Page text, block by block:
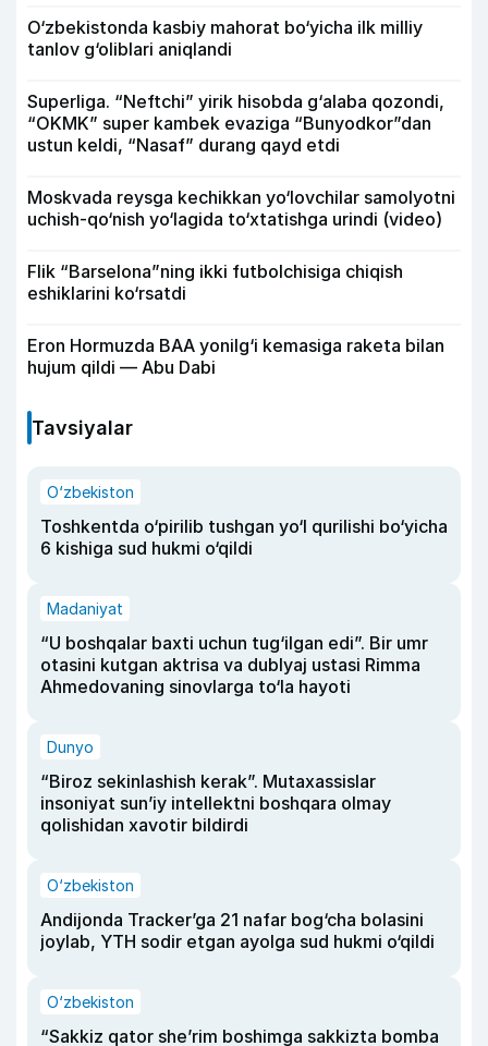
O‘zbekistonda kasbiy mahorat bo‘yicha ilk milliy
tanlov g‘oliblari aniqlandi
Superliga. “Neftchi” yirik hisobda g‘alaba qozondi,
“OKMK” super kambek evaziga “Bunyodkor”dan
ustun keldi, “Nasaf” durang qayd etdi
Moskvada reysga kechikkan yo‘lovchilar samolyotni
uchish-qo‘nish yo‘lagida to‘xtatishga urindi (video)
Flik “Barselona”ning ikki futbolchisiga chiqish
eshiklarini ko‘rsatdi
Eron Hormuzda BAA yonilg‘i kemasiga raketa bilan
hujum qildi — Abu Dabi
Tavsiyalar
O‘zbekiston
Toshkentda o‘pirilib tushgan yo‘l qurilishi bo‘yicha
6 kishiga sud hukmi o‘qildi
Madaniyat
“U boshqalar baxti uchun tug‘ilgan edi”. Bir umr
otasini kutgan aktrisa va dublyaj ustasi Rimma
Ahmedovaning sinovlarga to‘la hayoti
Dunyo
“Biroz sekinlashish kerak”. Mutaxassislar
insoniyat sun’iy intellektni boshqara olmay
qolishidan xavotir bildirdi
O‘zbekiston
Andijonda Tracker’ga 21 nafar bog‘cha bolasini
joylab, YTH sodir etgan ayolga sud hukmi o‘qildi
O‘zbekiston
“Sakkiz qator she’rim boshimga sakkizta bomba